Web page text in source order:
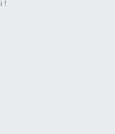
sur vigne
!